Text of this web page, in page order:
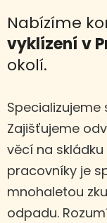
Nabízíme
vyklízení v
okolí.
Specializujeme
Zajišťujeme
věcí na
pracovníky je
mnohaletou
odpadu.